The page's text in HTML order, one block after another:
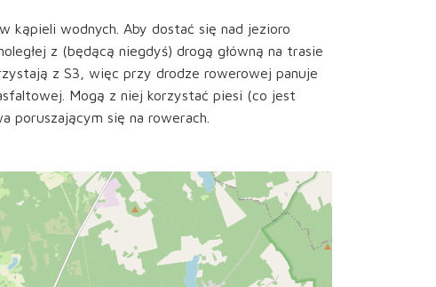
kąpieli wodnych. Aby dostać się nad jezioro
z (będącą niegdyś) drogą główną na trasie
z S3, więc przy drodze rowerowej panuje
Mogą z niej korzystać piesi (co jest
poruszającym się na rowerach.